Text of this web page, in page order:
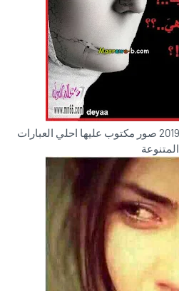
اجمل الصور الحزينة للرجال 2019 صور مكتوب عليها احلي العبارات
المتنوعة